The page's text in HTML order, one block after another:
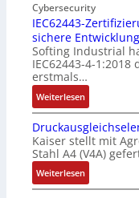
n
d
u
s
t
r
i
e
-
P
C
l
ä
b
i
l
f
u
n
k
m
o
d
u
l
e
Cybersecurity
IEC62443-
sichere Entwicklung
Softing Industrial
IEC62443-4-
erstmals…
Weiterlesen:
I
E
6
2
4
Kaiser stellt mit
Stahl A4 (V4A)
Weiterlesen:
D